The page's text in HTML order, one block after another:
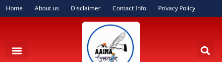
Home About us Disclaimer Contact Info Privacy Policy